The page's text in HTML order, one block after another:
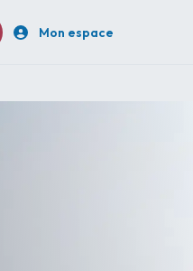
Mon espace